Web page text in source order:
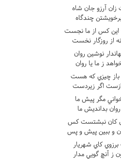
آرزو جان شاه
چندگاه
اين کس از ما نجست
از روزگار نخست
نوشين روان
ز ما يا روان
باز چيزي که هست
اگر زيردست
مگر پيش ما
روان بدانديش ما
کان نبشتست کس
و ببين پيش و پس
کاي شهريار
ز آنچ گويي مدار